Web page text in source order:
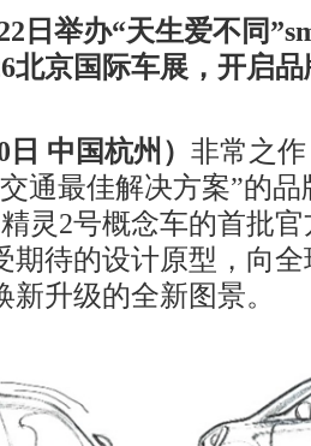
日举办“天生爱不同
北京国际车展，开启
日 中国杭州） 非常之
通最佳解决方案”的品
灵2号概念车的首批
期待的设计原型，向
升级的全新图景。